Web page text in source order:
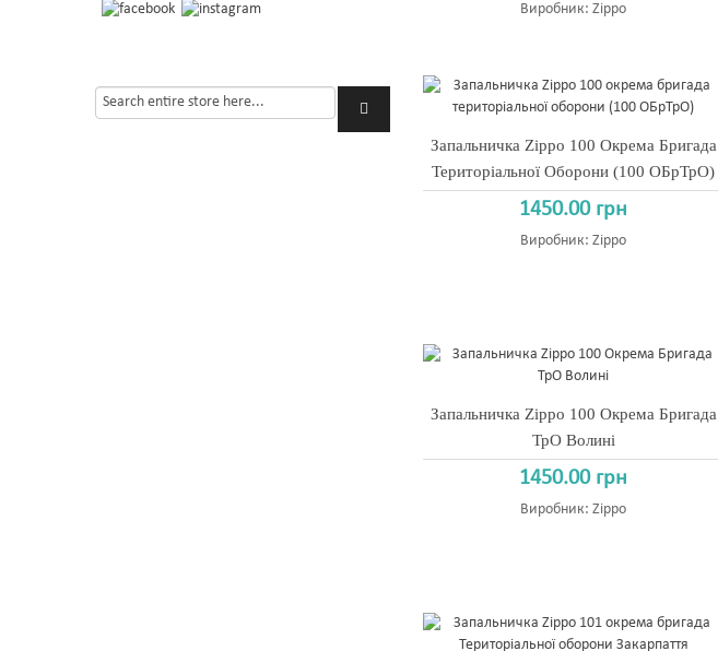
Виробник:Zippo
Запальничка Zippo 100 Окрема Бригада
Територіальної Оборони (100 ОБрТрО)
1450.00 грн
Виробник:Zippo
Запальничка Zippo 100 Окрема Бригада
ТрО Волині
1450.00 грн
Виробник:Zippo